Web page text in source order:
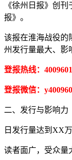
《徐州日报》创
报》。
该报在淮海战役的
州发行量最大、影
登报热线：
登报微信：
二、发行与影响力
日发行量达到XX
读者面广，受众量